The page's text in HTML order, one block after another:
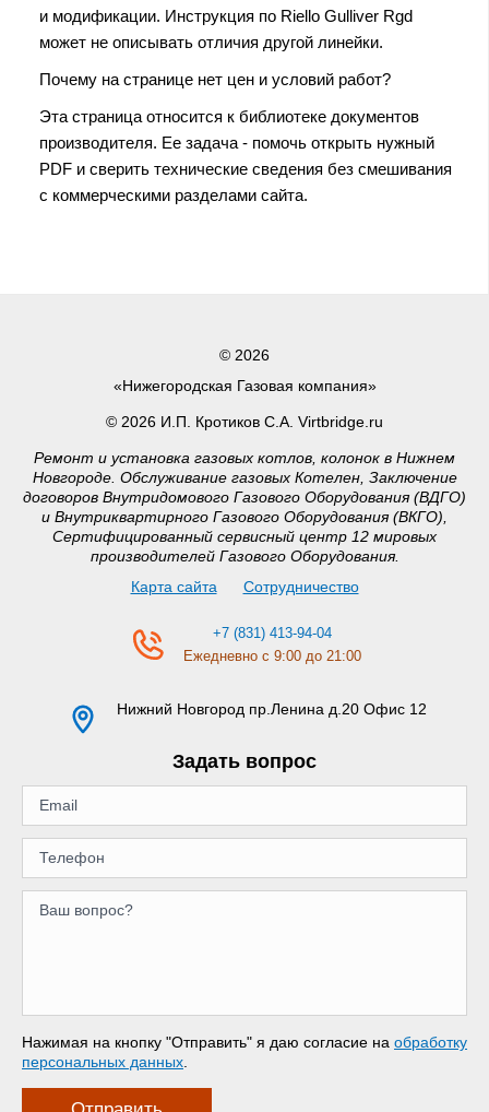
и модификации. Инструкция по Riello Gulliver Rgd
может не описывать отличия другой линейки.
Почему на странице нет цен и условий работ?
Эта страница относится к библиотеке документов
производителя. Ее задача - помочь открыть нужный
PDF и сверить технические сведения без смешивания
с коммерческими разделами сайта.
© 2026
«Нижегородская Газовая компания»
© 2026 И.П. Кротиков С.А. Virtbridge.ru
Ремонт и установка газовых котлов, колонок в Нижнем
Новгороде. Обслуживание газовых Котелен, Заключение
договоров Внутридомового Газового Оборудования (ВДГО)
и Внутриквартирного Газового Оборудования (ВКГО),
Сертифицированный сервисный центр 12 мировых
производителей Газового Оборудования.
Карта сайта
Сотрудничество
+7 (831) 413-94-04
Ежедневно с 9:00 до 21:00
Нижний Новгород пр.Ленина д.20 Офис 12
Задать вопрос
Нажимая на кнопку "Отправить" я даю согласие на обработку
персональных данных